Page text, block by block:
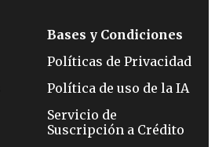
Bases y Condiciones
Políticas de Privacidad
Política de uso de la IA
Servicio de
Suscripción a Crédito